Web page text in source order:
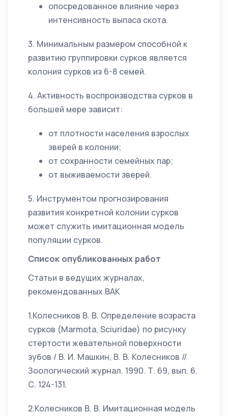
опосредованное влияние через
интенсивность выпаса скота.
3. Минимальным размером способной к
развитию группировки сурков является
колония сурков из 6-8 семей.
4. Активность воспроизводства сурков в
большей мере зависит:
от плотности населения взрослых
зверей в колонии;
от сохранности семейных пар;
от выживаемости зверей.
5. Инструментом прогнозирования
развития конкретной колонии сурков
может служить имитационная модель
популяции сурков.
Список опубликованных работ
Статьи в ведущих журналах,
рекомендованных ВАК
1.Колесников В. В. Определение возраста
сурков (Marmota, Sciuridae) по рисунку
стертости жевательной поверхности
зубов / В. И. Машкин, В. В. Колесников //
Зоологический журнал. 1990. Т. 69, вып. 6.
С. 124-131.
2.Колесников В. В. Имитационная модель